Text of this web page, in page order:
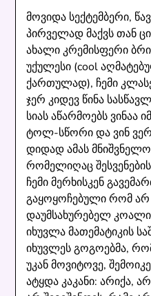
მოვიდა სექტემბერი,
პირველად მაქვს თან
ახალი კრემისფერი
უქულესი (cool
ქართულად), ჩემი
ჯერ კიდევ წინა
სიას აწარმოებს ვინაა
ტოლ-სწორი და ვინ
დიდად ამას
რომელიღაც
ჩემი მერხისკენ
გაყოყოჩებული რომ არ
დაუმსახურებელ
იხუვლა მათემატიკის
იხუვლეს გოგოებმა,
უკან მოვიტოვე,
ატყდა კაკანი: არიქა,